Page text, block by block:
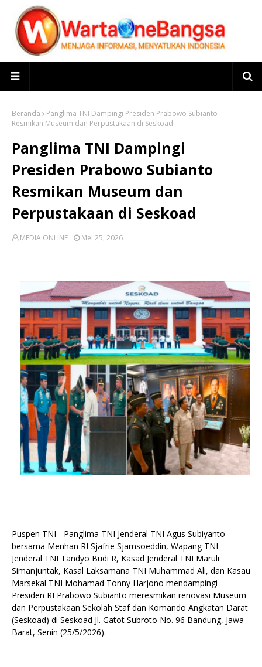
Beranda
Panglima TNI Dampingi Presiden Prabowo Subianto
Resmikan Museum dan Perpustakaan di Seskoad
Panglima TNI Dampingi
Presiden Prabowo Subianto
Resmikan Museum dan
Perpustakaan di Seskoad
MEDIA ONLINE Mei 25, 2026
Puspen TNI - Panglima TNI Jenderal TNI Agus Subiyanto
bersama Menhan RI Sjafrie Sjamsoeddin, Wapang TNI
Jenderal TNI Tandyo Budi R, Kasad Jenderal TNI Maruli
Simanjuntak, Kasal Laksamana TNI Muhammad Ali, dan Kasau
Marsekal TNI Mohamad Tonny Harjono mendampingi
Presiden RI Prabowo Subianto meresmikan renovasi Museum
dan Perpustakaan Sekolah Staf dan Komando Angkatan Darat
(Seskoad) di Seskoad Jl. Gatot Subroto No. 96 Bandung, Jawa
Barat, Senin (25/5/2026).